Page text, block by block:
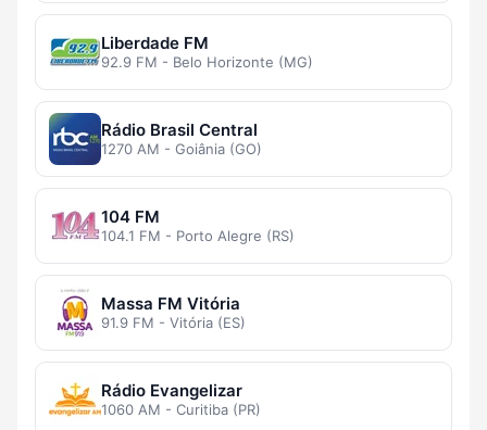
Liberdade FM
92.9 FM - Belo Horizonte (MG)
Rádio Brasil Central
1270 AM - Goiânia (GO)
104 FM
104.1 FM - Porto Alegre (RS)
Massa FM Vitória
91.9 FM - Vitória (ES)
Rádio Evangelizar
1060 AM - Curitiba (PR)